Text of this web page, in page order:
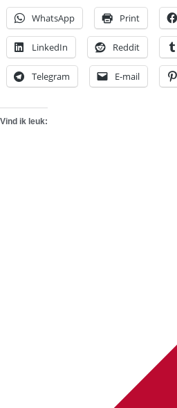
WhatsApp Print
LinkedIn Reddit
Telegram E-mail
Vind ik leuk: